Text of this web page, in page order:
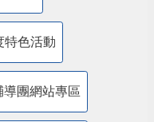
特色活動
團網站專區